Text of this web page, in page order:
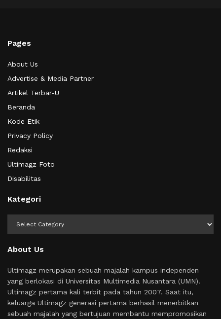
Pages
About Us
Advertise & Media Partner
Artikel Terbar-U
Beranda
Kode Etik
Privacy Policy
Redaksi
Ultimagz Foto
Disabilitas
Kategori
About Us
Ultimagz merupakan sebuah majalah kampus independen
yang berlokasi di Universitas Multimedia Nusantara (UMN).
Ultimagz pertama kali terbit pada tahun 2007. Saat itu,
keluarga Ultimagz generasi pertama berhasil menerbitkan
sebuah majalah yang bertujuan membantu mempromosikan